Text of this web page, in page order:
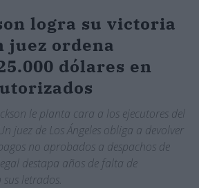
logra su victoria
juez ordena
dólares en
le planta cara a los ejecutores del
juez de Los Ángeles obliga a devolver
no aprobados a despachos de
destapa años de falta de
letrados.